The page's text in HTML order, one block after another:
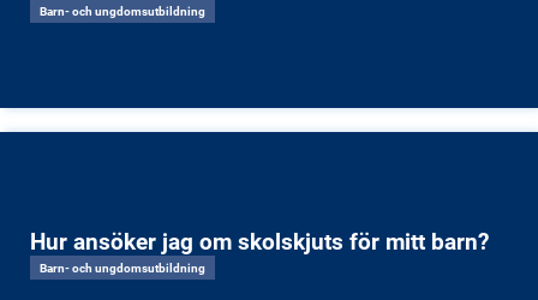
Barn- och ungdomsutbildning
Hur ansöker jag om skolskjuts för mitt barn?
Barn- och ungdomsutbildning